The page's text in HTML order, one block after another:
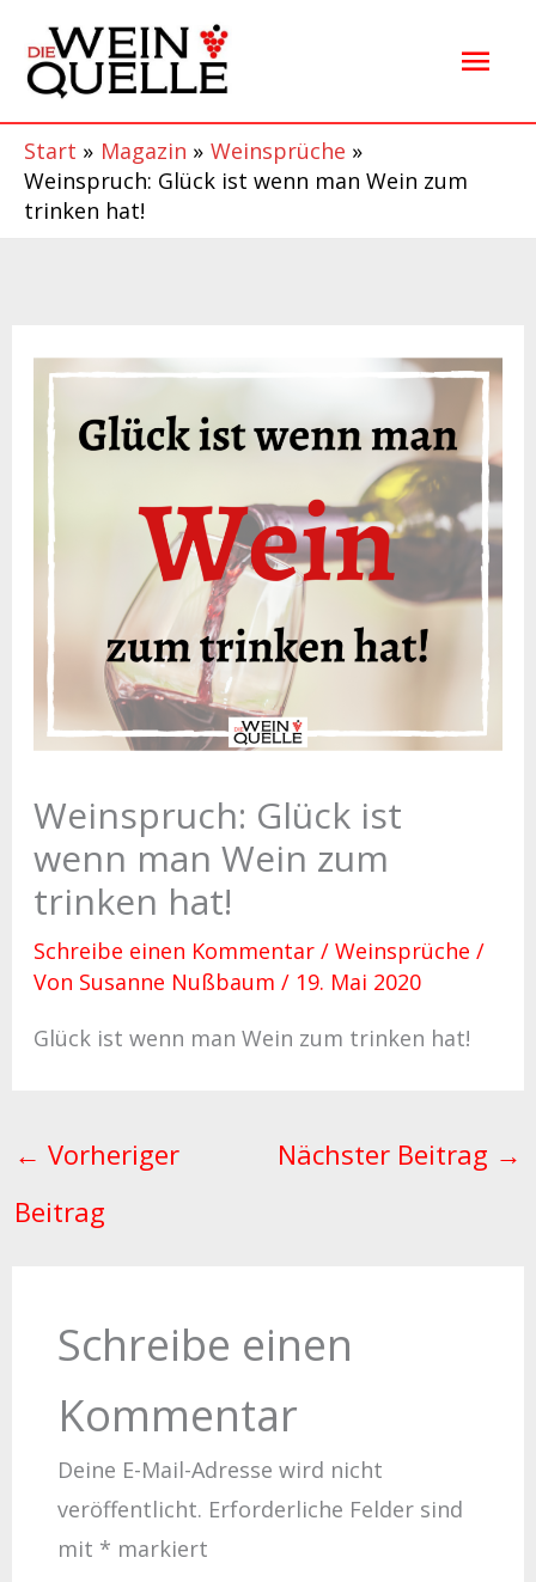
Inhalt
springen
Start Magazin
Weinsprüche
Weinspruch: Glück ist wenn man Wein zum
trinken hat!
Weinspruch: Glück ist
wenn man Wein zum
trinken hat!
Schreibe einen Kommentar / Weinsprüche /
Von Susanne Nußbaum / 19. Mai 2020
Glück ist wenn man Wein zum trinken hat!
← Vorheriger
Beitrag
Nächster Beitrag →
Schreibe einen
Kommentar
Deine E-Mail-Adresse wird nicht
veröffentlicht. Erforderliche Felder sind
mit * markiert